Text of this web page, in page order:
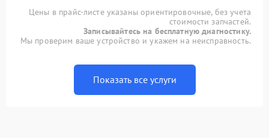
Цены в прайс-листе указаны ориентировочные, без учета
стоимости запчастей.
Записывайтесь на бесплатную диагностику.
Мы проверим ваше устройство и укажем на неисправность.
Показать все услуги